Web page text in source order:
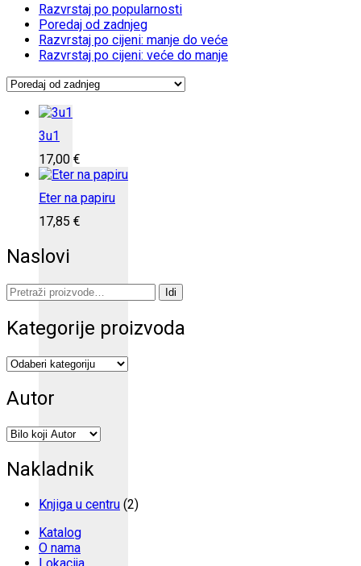
Razvrstaj po popularnosti
Poredaj od zadnjeg
Razvrstaj po cijeni: manje do veće
Razvrstaj po cijeni: veće do manje
3u1
17,00 €
Eter na papiru
17,85 €
Naslovi
Pretraži: Idi
Kategorije proizvoda
Autor
Nakladnik
Knjiga u centru (2)
Katalog
O nama